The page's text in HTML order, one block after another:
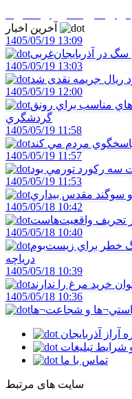
1405/05/19 13:09
1405/05/19 13:03
1405/05/19 12:00
مناسب براي رونق
گردشگري
1405/05/19 11:58
مردم مي کند
1405/05/19 11:57
سه رکورد تورمي بود
1405/05/19 11:53
و سوگند مقدس بيداري
1405/05/18 10:42
تحريف واقعيت‌هاست
1405/05/18 10:40
خطر براي زيست‌بوم
درياچه
1405/05/18 10:39
خريد مرغ را ندارند
1405/05/18 10:36
و شجاعت¬ها
آراز آذربایجان
شرایط تبلیغات
تماس با ما
سایت های مرتبط